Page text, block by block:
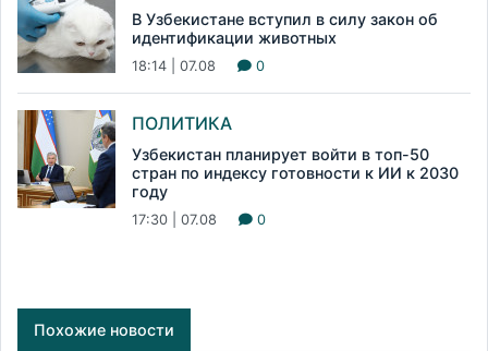
В Узбекистане вступил в силу закон об
идентификации животных
18:14 | 07.08 0
ПОЛИТИКА
Узбекистан планирует войти в топ-50
стран по индексу готовности к ИИ к 2030
году
17:30 | 07.08 0
Похожие новости